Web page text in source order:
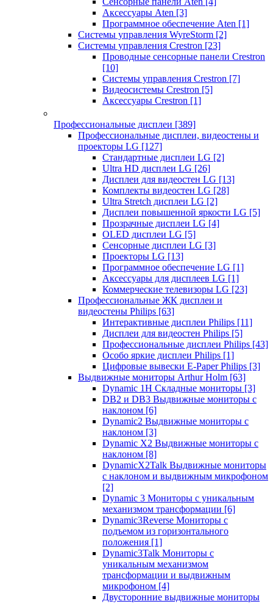
Аксессуары Aten [3]
Программное обеспечение Aten [1]
Системы управления WyreStorm [2]
Системы управления Crestron [23]
Проводные сенсорные панели Crestron
[10]
Системы управления Crestron [7]
Видеосистемы Crestron [5]
Аксессуары Crestron [1]
Профессиональные дисплеи [389]
Профессиональные дисплеи, видеостены и
проекторы LG [127]
Стандартные дисплеи LG [2]
Ultra HD дисплеи LG [26]
Дисплеи для видеостен LG [13]
Комплекты видеостен LG [28]
Ultra Stretch дисплеи LG [2]
Дисплеи повышенной яркости LG [5]
Прозрачные дисплеи LG [4]
OLED дисплеи LG [5]
Сенсорные дисплеи LG [3]
Проекторы LG [13]
Программное обеспечение LG [1]
Аксессуары для дисплеев LG [1]
Коммерческие телевизоры LG [23]
Профессиональные ЖК дисплеи и
видеостены Philips [63]
Интерактивные дисплеи Philips [11]
Дисплеи для видеостен Philips [5]
Профессиональные дисплеи Philips [43]
Особо яркие дисплеи Philips [1]
Цифровые вывески E-Paper Philips [3]
Выдвижные мониторы Arthur Holm [63]
Dynamic 1Н Складные мониторы [3]
DB2 и DB3 Выдвижные мониторы с
наклоном [6]
Dynamic2 Выдвижные мониторы с
наклоном [3]
Dynamic X2 Выдвижные мониторы с
наклоном [8]
DynamicX2Talk Выдвижные мониторы
с наклоном и выдвижным микрофоном
[2]
Dynamic 3 Мониторы с уникальным
механизмом трансформации [6]
Dynamic3Reverse Мониторы с
подъемом из горизонтального
положения [1]
Dynamic3Talk Мониторы с
уникальным механизмом
трансформации и выдвижным
микрофоном [4]
Двусторонние выдвижные мониторы